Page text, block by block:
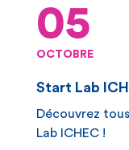
05
OCTOBRE
Start Lab
Découvrez
Lab ICHEC !